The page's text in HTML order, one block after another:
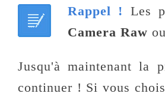
Rappel ! Les
Camera Raw
Jusqu'à maintenant la
continuer ! Si vous